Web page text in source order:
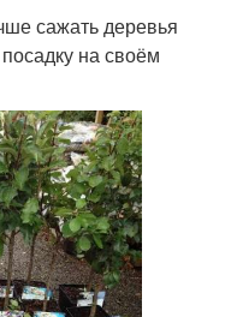
сажать деревья
на своём